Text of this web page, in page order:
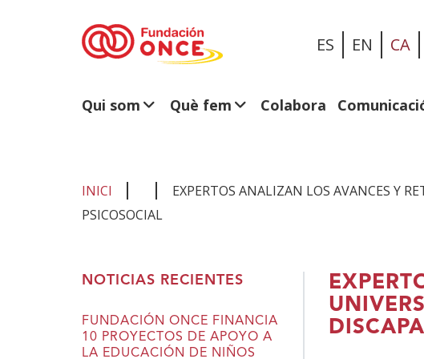
ES EN CA
Qui som Què fem Colabora
INICI
EXPERTOS ANALIZAN LOS AVANCES Y
PSICOSOCIAL
NOTICIAS RECIENTES
FUNDACIÓN ONCE FINANCIA
10 PROYECTOS DE APOYO A
LA EDUCACIÓN DE NIÑOS